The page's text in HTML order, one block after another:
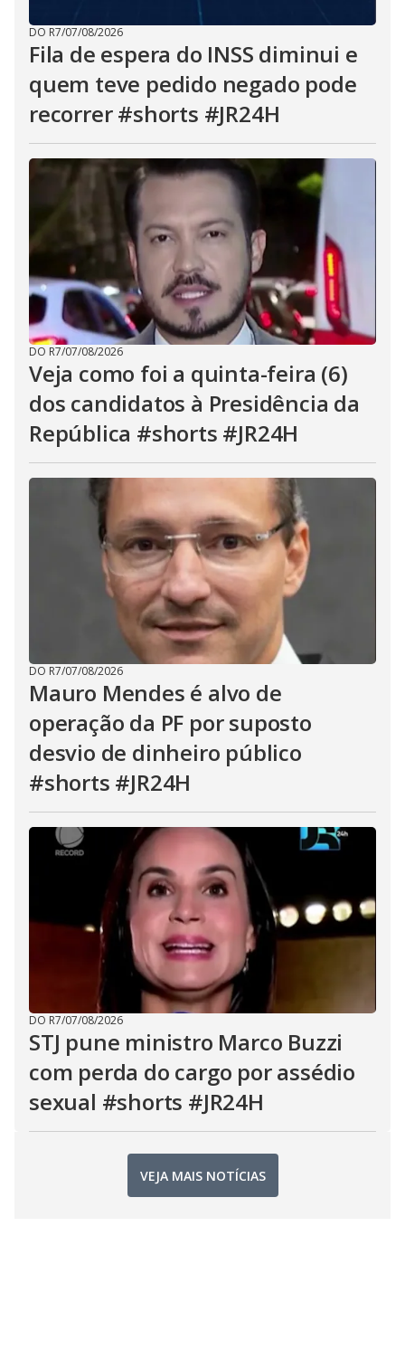
DO R7/07/08/2026
Fila de espera do INSS diminui e
quem teve pedido negado pode
recorrer #shorts #JR24H
DO R7/07/08/2026
Veja como foi a quinta-feira (6)
dos candidatos à Presidência da
República #shorts #JR24H
DO R7/07/08/2026
Mauro Mendes é alvo de
operação da PF por suposto
desvio de dinheiro público
#shorts #JR24H
DO R7/07/08/2026
STJ pune ministro Marco Buzzi
com perda do cargo por assédio
sexual #shorts #JR24H
VEJA MAIS NOTÍCIAS